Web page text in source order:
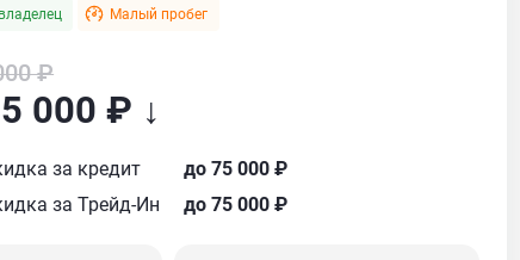
Малый пробег
₽
000 ₽ ↓
за кредит
до 75 000 ₽
за Трейд-Ин
до 75 000 ₽